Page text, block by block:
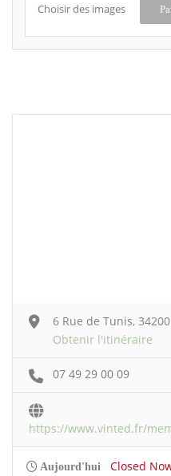
Choisir des images
6 Rue de Tunis,
Obtenir l'itinéraire
07 49 29 00 09
https://www.vinted.fr/
Aujourd'hui Closed